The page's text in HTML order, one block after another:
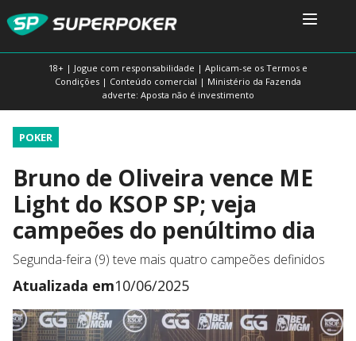
18+ | Jogue com responsabilidade | Aplicam-se os Termos e
Condições | Conteúdo comercial | Ministério da Fazenda
adverte: Aposta não é investimento
POKER
Bruno de Oliveira vence ME
Light do KSOP SP; veja
campeões do penúltimo dia
Segunda-feira (9) teve mais quatro campeões definidos
Atualizada em10/06/2025